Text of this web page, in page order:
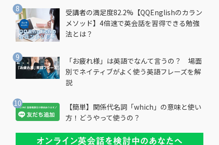
受講者の満足度82.2%【QQEnglishのカラン
メソッド】4倍速で英会話を習得できる勉強
法とは？
「お疲れ様」は英語でなんて言うの？ 場面
別でネイティブがよく使う英語フレーズを解
説
【簡単】関係代名詞「which」の意味と使い
方！どうやって使うの？